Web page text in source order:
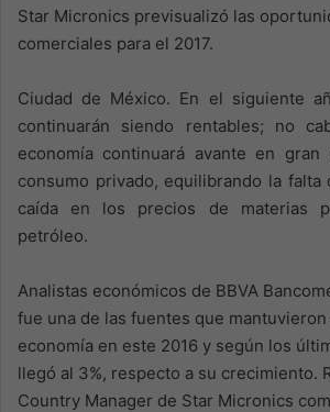
Star Micronics previsualizó las
comerciales para el 2017.
Ciudad de México. En el siguiente
continuarán siendo rentables; no
economía continuará avante en
consumo privado, equilibrando la falta
caída en los precios de materias
petróleo.
Analistas económicos de BBVA
fue una de las fuentes que
economía en este 2016 y según los
llegó al 3%, respecto a su crecimiento.
Country Manager de Star Micronics